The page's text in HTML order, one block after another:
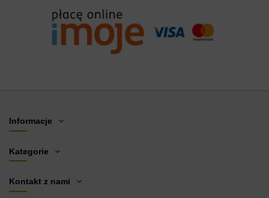
Informacje
Kategorie
Kontakt z nami